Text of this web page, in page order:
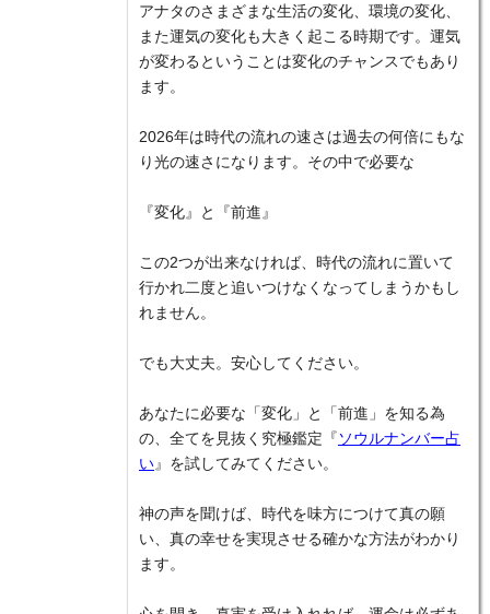
アナタのさまざまな生活の変化、環境の変化、
また運気の変化も大きく起こる時期です。運気
が変わるということは変化のチャンスでもあり
ます。
2026年は時代の流れの速さは過去の何倍にもな
り光の速さになります。その中で必要な
『変化』と『前進』
この2つが出来なければ、時代の流れに置いて
行かれ二度と追いつけなくなってしまうかもし
れません。
でも大丈夫。安心してください。
あなたに必要な「変化」と「前進」を知る為
の、全てを見抜く究極鑑定『 ソウルナンバー占
い 』を試してみてください。
神の声を聞けば、時代を味方につけて真の願
い、真の幸せを実現させる確かな方法がわかり
ます。